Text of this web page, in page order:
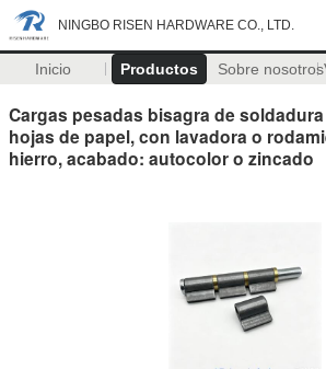
NINGBO RISEN HARDWARE CO., LTD.
Inicio Productos Sobre nosotros
Cargas pesadas bisagra de
hojas de papel, con lavadora o
hierro, acabado: autocolor o zincado